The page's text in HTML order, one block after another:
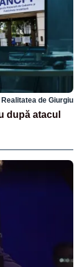
Realitatea de Giurgiu
după atacul